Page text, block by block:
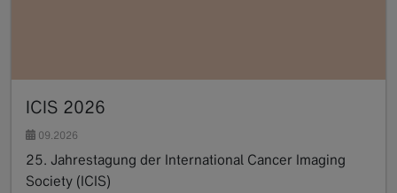
ICIS 2026
09.2026
25. Jahrestagung der International Cancer Imaging
Society (ICIS)